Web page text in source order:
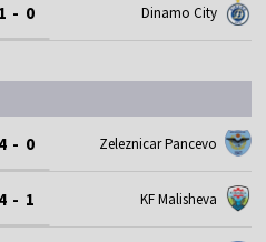
1 - 0 Dinamo City
4 - 0 Zeleznicar Pancevo
4 - 1 KF Malisheva